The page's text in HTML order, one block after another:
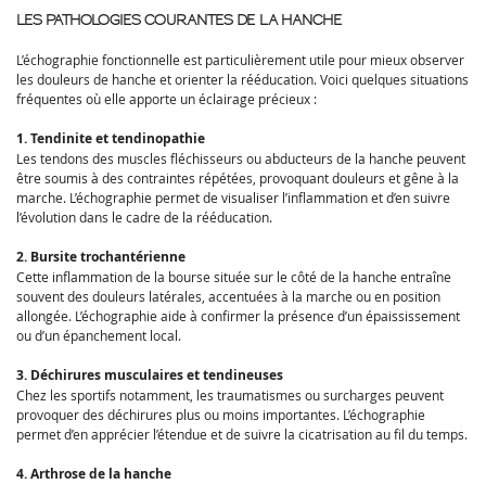
LES PATHOLOGIES COURANTES DE LA HANCHE
L’échographie fonctionnelle est particulièrement utile pour mieux observer
les douleurs de hanche et orienter la rééducation. Voici quelques situations
fréquentes où elle apporte un éclairage précieux :
1. Tendinite et tendinopathie
Les tendons des muscles fléchisseurs ou abducteurs de la hanche peuvent
être soumis à des contraintes répétées, provoquant douleurs et gêne à la
marche. L’échographie permet de visualiser l’inflammation et d’en suivre
l’évolution dans le cadre de la rééducation.
2. Bursite trochantérienne
Cette inflammation de la bourse située sur le côté de la hanche entraîne
souvent des douleurs latérales, accentuées à la marche ou en position
allongée. L’échographie aide à confirmer la présence d’un épaississement
ou d’un épanchement local.
3. Déchirures musculaires et tendineuses
Chez les sportifs notamment, les traumatismes ou surcharges peuvent
provoquer des déchirures plus ou moins importantes. L’échographie
permet d’en apprécier l’étendue et de suivre la cicatrisation au fil du temps.
4. Arthrose de la hanche